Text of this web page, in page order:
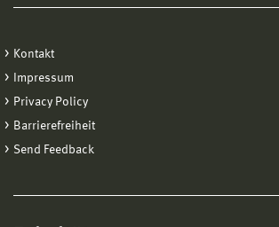
Kontakt
Impressum
Privacy Policy
Barrierefreiheit
Send Feedback